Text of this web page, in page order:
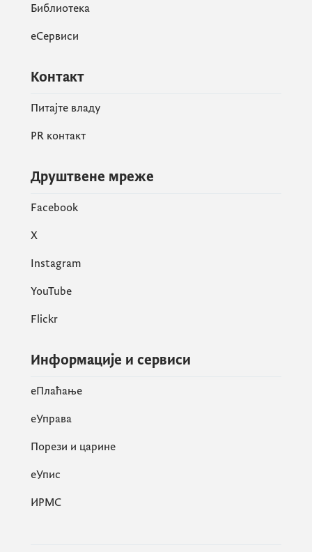
Библиотека
еСервиси
Контакт
Питајте владу
PR контакт
Друштвене мреже
Facebook
X
Instagram
YouTube
Flickr
Информације и сервиси
eПлаћање
еУправа
Порези и царине
eУпис
ИРМС